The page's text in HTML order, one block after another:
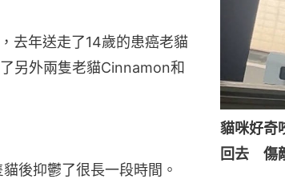
去年送走了14歲的患癌老貓
另外兩隻老貓Cinnamon和
後抑鬱了很長一段時間。
貓咪好奇
回去 傷